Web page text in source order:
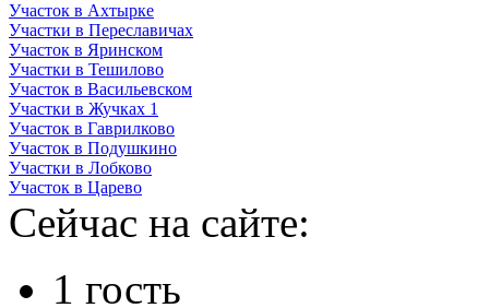
Участок в Ахтырке
Участки в Переславичах
Участок в Яринском
Участки в Тешилово
Участок в Васильевском
Участки в Жучках 1
Участок в Гаврилково
Участок в Подушкино
Участки в Лобково
Участок в Царево
Сейчас на сайте:
1 гость